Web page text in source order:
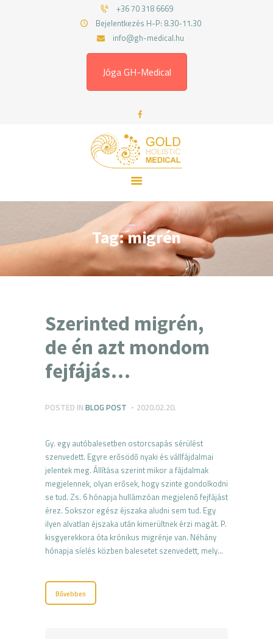
+36 70 318 6669
Bejelentkezés H-P: 8.30-11.30
info@gh-medical.hu
Jóga GH-Medical
Tag: migrén
GOLD HOLISTIC MEDICAL
Gyógytornász, fizioterapeuta
RÓLAM
SZOLGÁLTATÁSOK
MUNKATÁRSAINK
Szerinted migrén,
de én azt mondom
fejfájás…
POSTED IN BLOG POST 2020.02.20.
Gy. egy autóbalesetben ostorcsapás sérülést
szenvedett. Egyre erősödő nyaki és vállfájdalmai
jelentek meg. Állítása szerint mikor a fájdalmak
megjelennek, olyan erősek, hogy szinte gondolkodni
se tud. Zs. 6 hónapja hullámzóan megjelenő fejfájást
érez. Sokszor egész éjszaka aludni sem tud. Egy
ilyen alvatlan éjszaka után kimerültnek érzi magát. P.
kisgyerekkora óta krónikus migrénje van. Néhány
hónapja síelés közben balesetet szenvedett, mely…
Bővebben